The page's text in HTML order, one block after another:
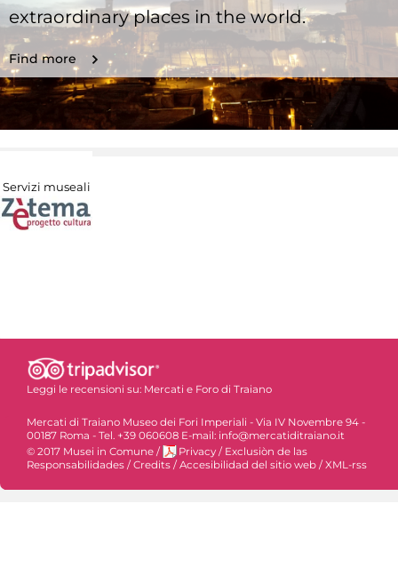
extraordinary places in the world.
Find more
Servizi museali
Leggi le recensioni su: Mercati e Foro di Traiano
Mercati di Traiano Museo dei Fori Imperiali - Via IV Novembre 94 -
00187 Roma - Tel. +39 060608 E-mail: info@mercatiditraiano.it
© 2017 Musei in Comune / Privacy / Exclusiòn de las
Responsabilidades / Credits / Accesibilidad del sitio web / XML-rss